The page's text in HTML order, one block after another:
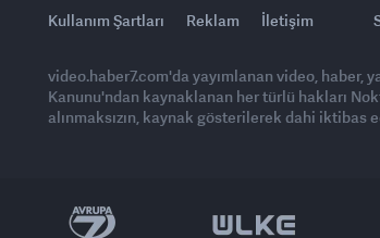
Kullanım Şartları Reklam İletişim
video.haber7.com'da yayımlanan video, haber,
Kanunu'ndan kaynaklanan her türlü hakları
alınmaksızın, kaynak gösterilerek dahi iktibas